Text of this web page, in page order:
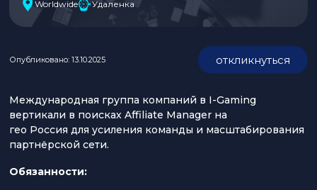
Worldwide Удаленка
Опубликовано: 13.10.2025 откликнуться
Международная группа компаний в I-Gaming
вертикали в поисках Affiliate Manager на
гео Россия для усиления команды и масштабирования
партнёрской сети.
Обязанности: